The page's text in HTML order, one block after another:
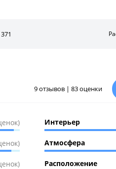
9 отзывов | 83 оценки
Интерьер
Атмосфера
Расположение